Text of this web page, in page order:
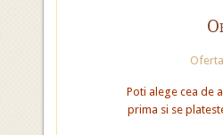
Poti alege cea de
prima si se